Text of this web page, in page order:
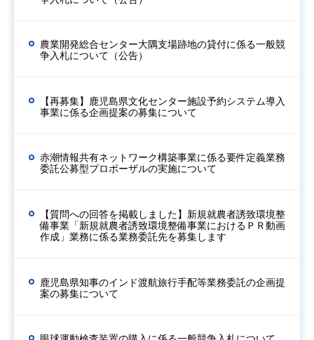
農業開発総合センター大隅支場跡地の貸付に係る一般競
争入札について（公告）
【再募集】鹿児島県文化センター施設予約システム導入
事業に係る企画提案の募集について
赤潮情報共有ネットワーク構築事業に係る要件定義業務
委託公募型プロポーザルの実施について
【質問への回答を掲載しました】新規就農者誘致環境整
備事業「新規就農者誘致環境整備事業におけるＰＲ動画
作成」業務に係る業務委託先を募集します
鹿児島県知事のインド渡航旅行手配等業務委託の企画提
案の募集について